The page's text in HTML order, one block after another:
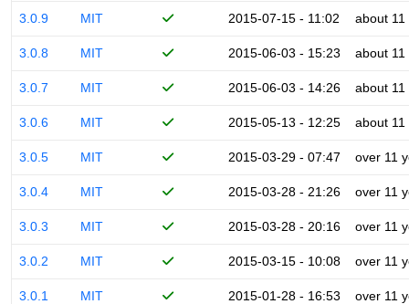
3.0.9 MIT 2015-07-15 - 11:02 about 11
3.0.8 MIT 2015-06-03 - 15:23 about 11
3.0.7 MIT 2015-06-03 - 14:26 about 11
3.0.6 MIT 2015-05-13 - 12:25 about 11
3.0.5 MIT 2015-03-29 - 07:47 over 11
3.0.4 MIT 2015-03-28 - 21:26 over 11
3.0.3 MIT 2015-03-28 - 20:16 over 11
3.0.2 MIT 2015-03-15 - 10:08 over 11
3.0.1 MIT 2015-01-28 - 16:53 over 11